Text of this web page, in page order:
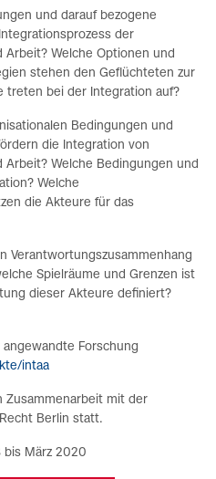
und darauf bezogene
der
Welche Optionen und
stehen den Geflüchteten zur
treten bei der Integration auf?
Bedingungen und
die Integration von
Welche Bedingungen und
Welche
die Akteure für das
Verantwortungszusammenhang
Spielräume und Grenzen ist
dieser Akteure definiert?
Forschung
intaa
Zusammenarbeit mit der
Berlin statt.
bis März 2020